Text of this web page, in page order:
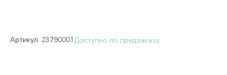
Доступно по предзаказу
23790001